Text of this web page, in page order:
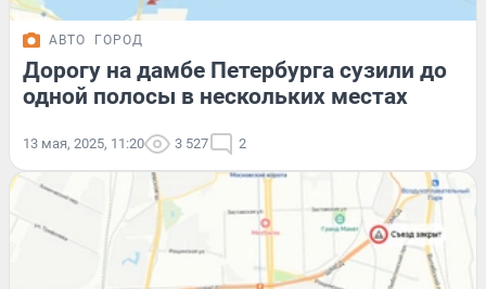
АВТО ГОРОД
Дорогу на дамбе Петербурга сузили до
одной полосы в нескольких местах
13 мая, 2025, 11:20 3 527 2